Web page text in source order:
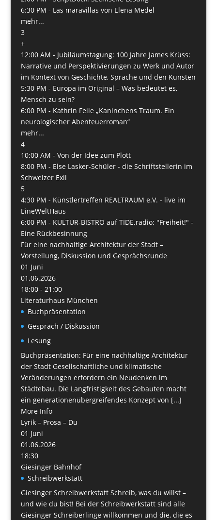
6:30 PM - Las maravillas von Elena Medel
mehr...
3
+
12:00 AM - Jubiläumstagung: 100 Jahre James Krüss:
Narrative und Perspektivierungen zu Werk und Autor
im Kontext von Geschichte, Sprache und den Künsten
5:30 PM - Europa im Original – Was bedeutet es,
Mensch zu sein?
6:00 PM - Kathrin Feile „Kaninchens Traum. Ein
neurologischer Abenteuerroman“
mehr...
4
10:00 AM - Von der Idee zum Plott
8:00 PM - Else Lasker-Schüler - die Schriftstellerin im
Schweizer Exil
5
4:30 PM - Künstlertreffen REALTRAUM e.V. - live im
EineWeltHaus
6:00 PM - KULTUR-BISTRO auf TIDE.radio: "Freiheit!" -
Eine Rückbesinnung
Für eine nachhaltige Architektur der Stadt –
Vorstellung, Diskussion und Gesprächsrunde
01 Juni
01.06.2026
18:00 - 21:00
Literaturhaus München
Buchpräsentation
Gespräch / Diskussion
Lesung
Buchpräsentation: Für eine nachhaltige Architektur
der Stadt Gesellschaftliche und klimatische
Veränderungen erfordern ein Neudenken im
Städtebau. Die Langfristigkeit des Gebauten macht
ein generationenübergreifendes Konzept von [...]
More Info
Lyrik – Prosa – Du
01 Juni
01.06.2026
18:30
Giesinger Bahnhof
Schreibwerkstatt
Giesinger Schreibwerkstatt Schreib, was du willst –
und wie du bist! Bei der Schreibwerkstatt sind alle
Giesinger Schreiberlinge willkommen und die, die es